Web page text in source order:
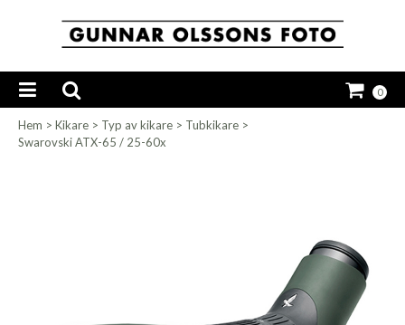
0
Hem > Kikare > Typ av kikare > Tubkikare >
Swarovski ATX-65 / 25-60x